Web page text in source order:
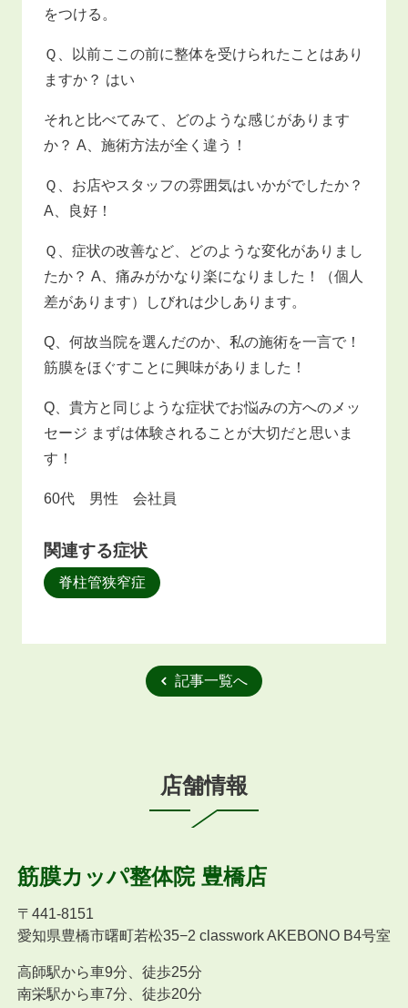
をつける。
Ｑ、以前ここの前に整体を受けられたことはあり
ますか？ はい
それと比べてみて、どのような感じがあります
か？ A、施術方法が全く違う！
Ｑ、お店やスタッフの雰囲気はいかがでしたか？
A、良好！
Ｑ、症状の改善など、どのような変化がありまし
たか？ A、痛みがかなり楽になりました！（個人
差があります）しびれは少しあります。
Q、何故当院を選んだのか、私の施術を一言で！
筋膜をほぐすことに興味がありました！
Q、貴方と同じような症状でお悩みの方へのメッ
セージ まずは体験されることが大切だと思いま
す！
60代 男性 会社員
関連する症状
脊柱管狭窄症
記事一覧へ
店舗情報
筋膜カッパ整体院 豊橋店
〒 441-8151
愛知県豊橋市曙町若松35−2 classwork AKEBONO B4号室
高師駅から車9分、徒歩25分
南栄駅から車7分、徒歩20分